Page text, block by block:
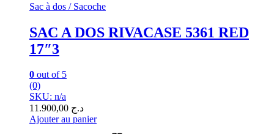
Sac à dos / Sacoche
SAC A DOS RIVACASE 5361 RED
17″3
0 out of 5
(0)
SKU: n/a
د.ج
Ajouter au panier